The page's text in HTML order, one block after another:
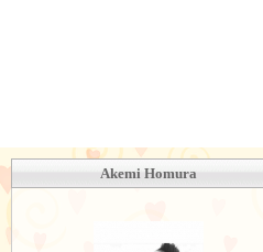
Akemi Homura